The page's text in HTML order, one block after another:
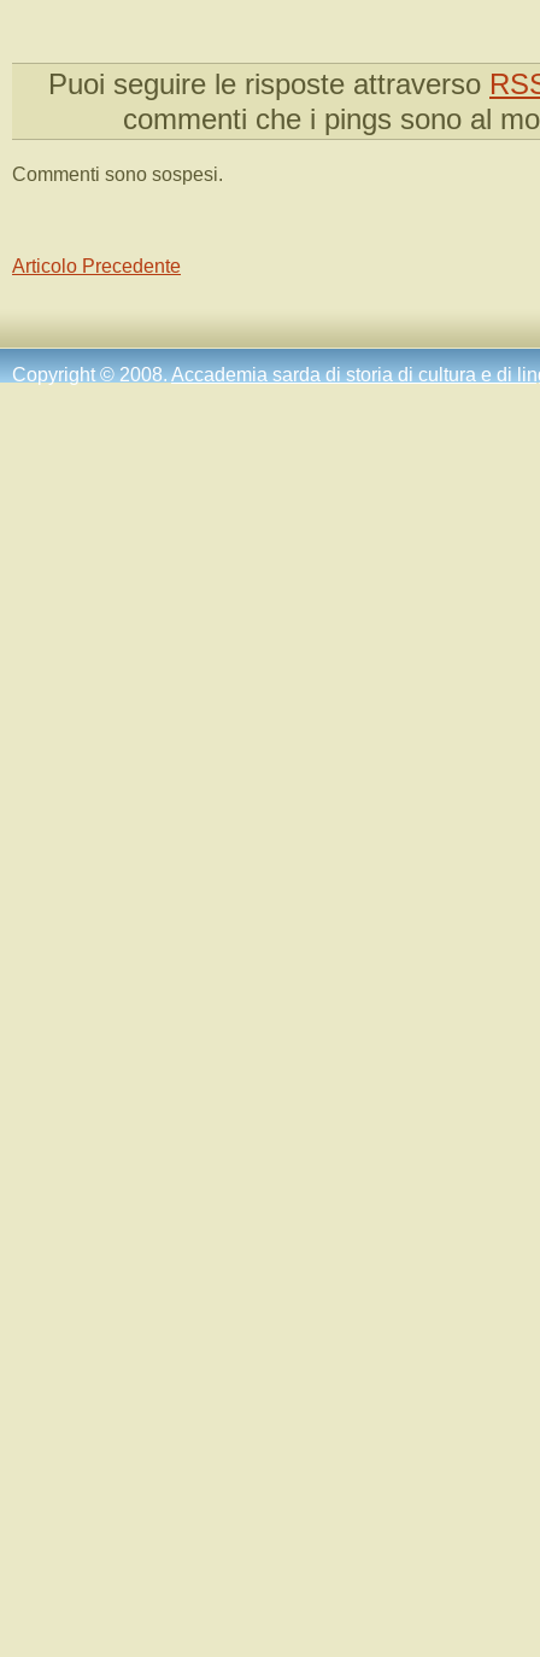
Puoi seguire le risposte attraverso
commenti che i pings sono al
Commenti sono sospesi.
Articolo Precedente
Copyright © 2008.Accademia sarda di storia di cultura e di